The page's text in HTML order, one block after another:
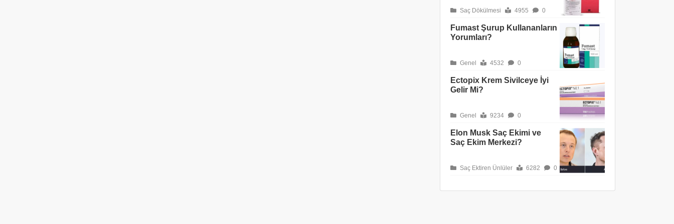
Saç Dökülmesi 4955 0
Fumast Şurup Kullananların
Yorumları?
Genel 4532 0
Ectopix Krem Sivilceye İyi
Gelir Mi?
Genel 9234 0
Elon Musk Saç Ekimi ve
Saç Ekim Merkezi?
Saç Ektiren Ünlüler 6282 0